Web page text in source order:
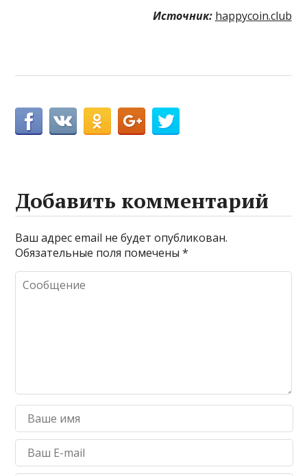
Источник: happycoin.club
Добавить комментарий
Ваш адрес email не будет опубликован.
Обязательные поля помечены*